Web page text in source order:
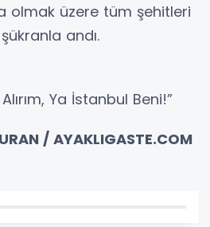
olmak üzere tüm şehitleri
andı.
Ya İstanbul Beni!”
/ AYAKLIGASTE.COM